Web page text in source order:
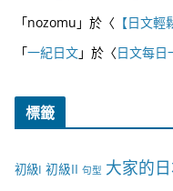
「nozomu 」於〈 【日文
「一紀日文」於〈日文每日
標籤
初級I 初級II 句型 大家的